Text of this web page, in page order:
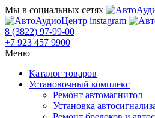
Мы в социальных сетях
8 (3822) 97-99-00
+7 923 457 9900
Меню
Каталог товаров
Установочный комплекс
Ремонт автомагнитол
Установка